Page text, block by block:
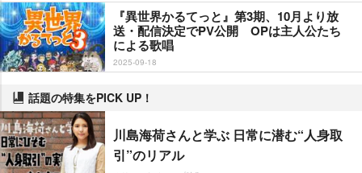
『異世界かるてっと』第3期、10月より放
送・配信決定でPV公開 OPは主人公たち
による歌唱
2025-09-18
話題の特集をPICK UP！
川島海荷さんと学ぶ 日常に潜む“人身取
引”のリアル